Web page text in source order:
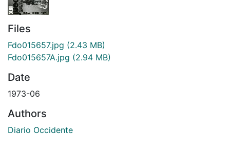
Files
Fdo015657.jpg (2.43 MB)
Fdo015657A.jpg (2.94 MB)
Date
1973-06
Authors
Diario Occidente